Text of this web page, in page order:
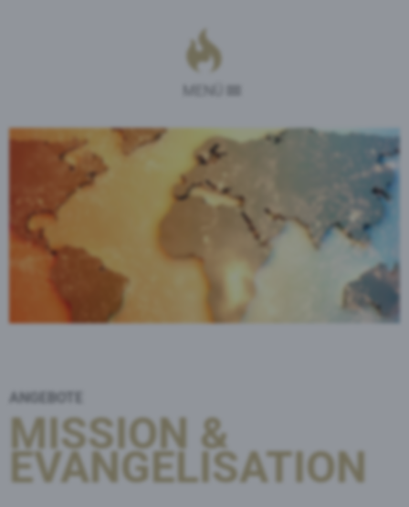
ANGEBOTE
MISSION &
EVANGELISATION